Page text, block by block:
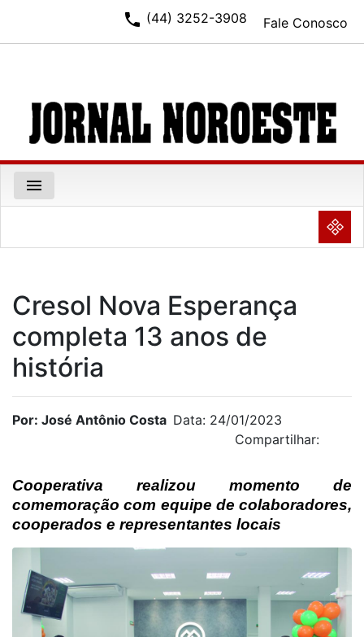
Fale Conosco
phone (44) 3252-3908
menu
NULL
Cresol Nova Esperança
completa 13 anos de
história
Por: José Antônio Costa Data: 24/01/2023
Compartilhar:
Cooperativa realizou momento de
comemoração com equipe de colaboradores,
cooperados e representantes locais